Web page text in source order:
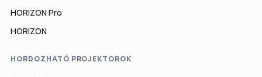
HORIZON Pro
HORIZON
HORDOZHATÓ PROJEKTOROK